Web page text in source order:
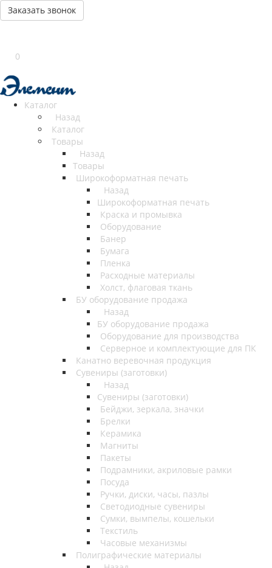
Заказать звонок
0
Каталог
Назад
Каталог
Товары
Назад
Товары
Широкоформатная печать
Назад
Широкоформатная печать
Краска и промывка
Оборудование
Банер
Бумага
Пленка
Расходные материалы
Холст, флаговая ткань
БУ оборудование продажа
Назад
БУ оборудование продажа
Оборудование для производства
Серверное и комплектующие для ПК
Канатно веревочная продукция
Сувениры (заготовки)
Назад
Сувениры (заготовки)
Бейджи, зеркала, значки
Брелки
Керамика
Магниты
Пакеты
Подрамники, акриловые рамки
Посуда
Ручки, диски, часы, пазлы
Светодиодные сувениры
Сумки, вымпелы, кошельки
Текстиль
Часовые механизмы
Полиграфические материалы